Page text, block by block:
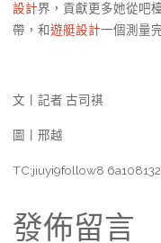
設計界，貢獻更多她從吧
帶，和遊艇設計一個測量
文丨記者 古司祺
圖丨邢越
TC:jiuyi9follow8
發佈留言